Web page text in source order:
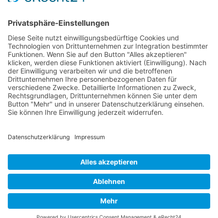
Kompakt Serie
Limited Edition
Schmalspur
Service
Kontakt
Datenschutz
AGB
Copyright © ILAFA eG Radolfzell | Änderungen und Irrtümer
vorbehalten. Abbildungen ähnlich.